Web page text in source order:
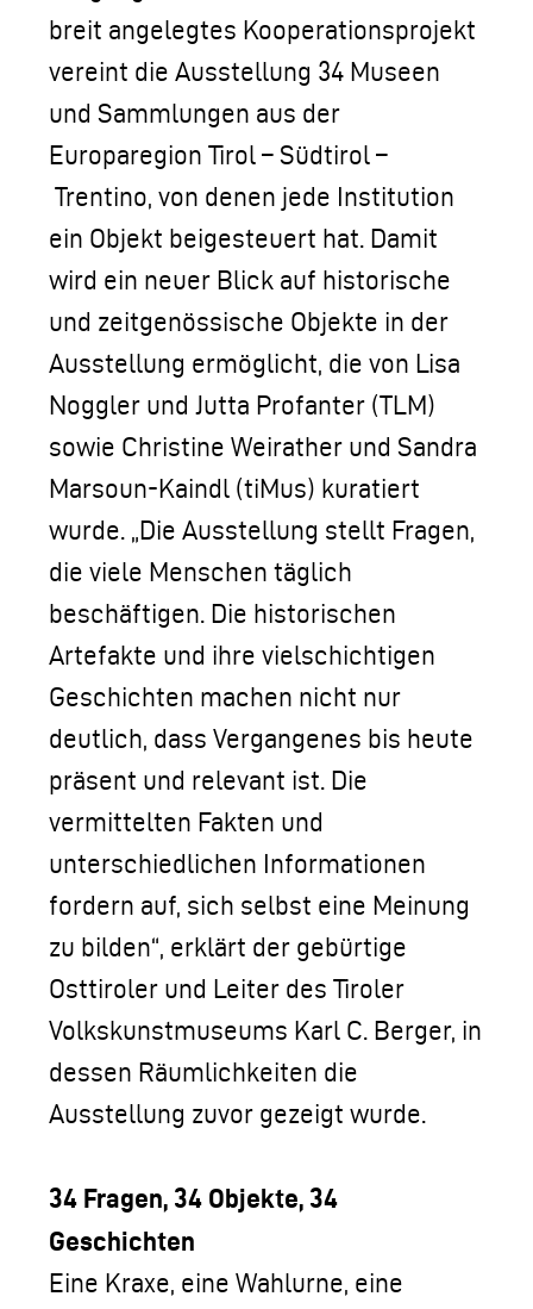
breit angelegtes Kooperationsprojekt
vereint die Ausstellung 34 Museen
und Sammlungen aus der
Europaregion Tirol – Südtirol –
Trentino, von denen jede Institution
ein Objekt beigesteuert hat. Damit
wird ein neuer Blick auf historische
und zeitgenössische Objekte in der
Ausstellung ermöglicht, die von Lisa
Noggler und Jutta Profanter (TLM)
sowie Christine Weirather und Sandra
Marsoun-Kaindl (tiMus) kuratiert
wurde. „Die Ausstellung stellt Fragen,
die viele Menschen täglich
beschäftigen. Die historischen
Artefakte und ihre vielschichtigen
Geschichten machen nicht nur
deutlich, dass Vergangenes bis heute
präsent und relevant ist. Die
vermittelten Fakten und
unterschiedlichen Informationen
fordern auf, sich selbst eine Meinung
zu bilden“, erklärt der gebürtige
Osttiroler und Leiter des Tiroler
Volkskunstmuseums Karl C. Berger, in
dessen Räumlichkeiten die
Ausstellung zuvor gezeigt wurde.
34 Fragen, 34 Objekte, 34
Geschichten
Eine Kraxe, eine Wahlurne, eine